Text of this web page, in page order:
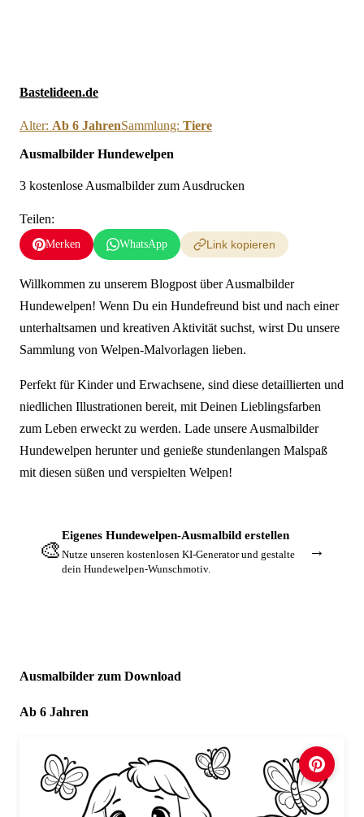
Bastelideen.de
Alter: Ab 6 JahrenSammlung: Tiere
Ausmalbilder Hundewelpen
3 kostenlose Ausmalbilder zum Ausdrucken
Teilen:
Merken WhatsApp Link kopieren
Willkommen zu unserem Blogpost über Ausmalbilder
Hundewelpen! Wenn Du ein Hundefreund bist und nach einer
unterhaltsamen und kreativen Aktivität suchst, wirst Du unsere
Sammlung von Welpen-Malvorlagen lieben.
Perfekt für Kinder und Erwachsene, sind diese detaillierten und
niedlichen Illustrationen bereit, mit Deinen Lieblingsfarben
zum Leben erweckt zu werden. Lade unsere Ausmalbilder
Hundewelpen herunter und genieße stundenlangen Malspaß
mit diesen süßen und verspielten Welpen!
🎨
Eigenes Hundewelpen-Ausmalbild erstellen
Nutze unseren kostenlosen KI-Generator und gestalte
dein Hundewelpen-Wunschmotiv.
→
Ausmalbilder zum Download
Ab 6 Jahren